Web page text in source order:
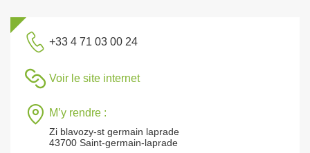
+33 4 71 03 00 24
Voir le site internet
M’y rendre :
Zi blavozy-st germain laprade
43700 Saint-germain-laprade